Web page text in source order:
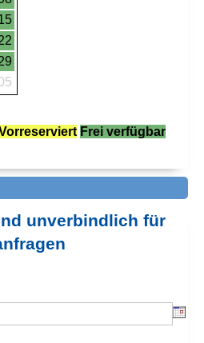
Frei verfügbar
unverbindlich für